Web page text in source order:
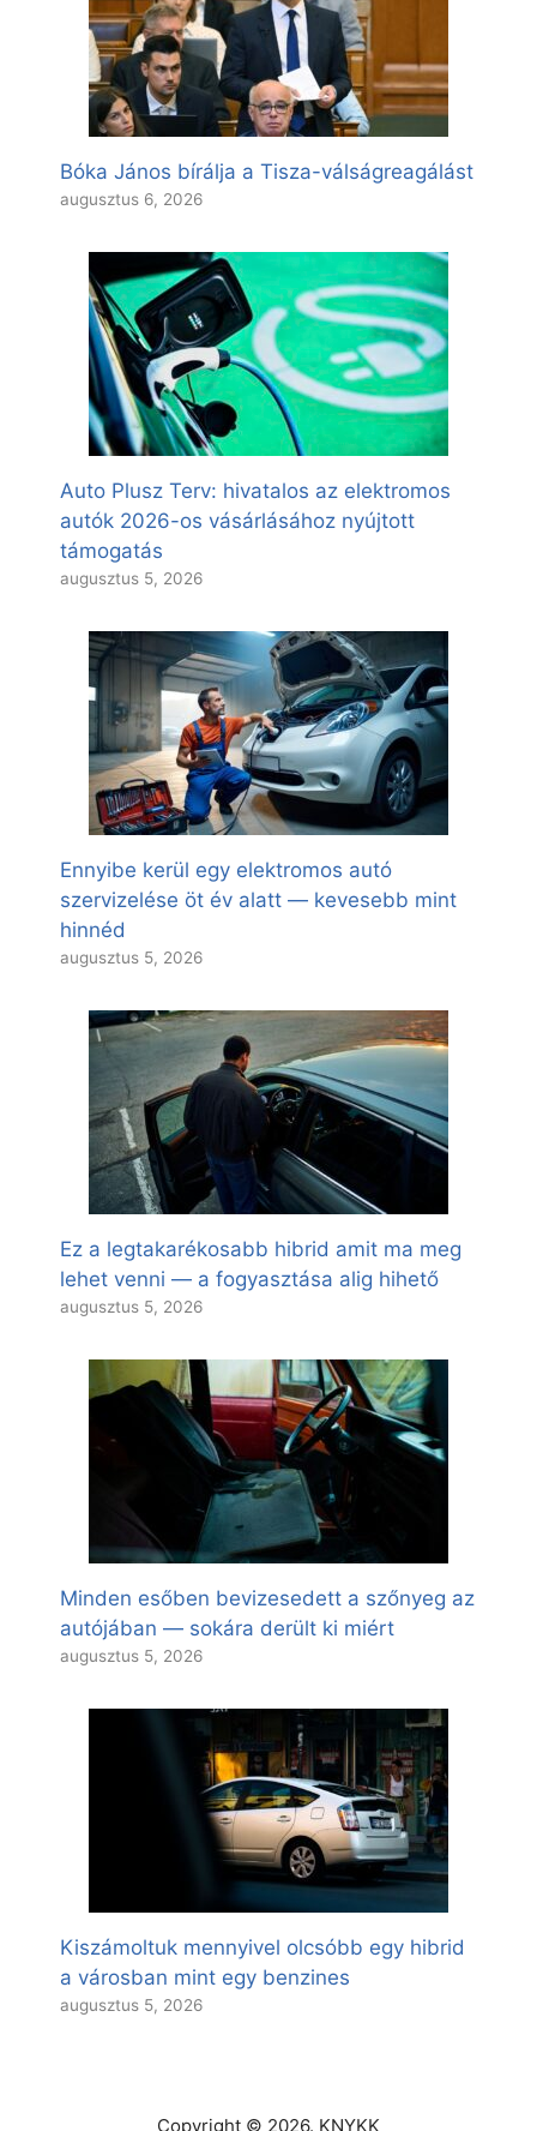
Bóka János bírálja a Tisza-válságreagálást
augusztus 6, 2026
Auto Plusz Terv: hivatalos az elektromos
autók 2026-os vásárlásához nyújtott
támogatás
augusztus 5, 2026
Ennyibe kerül egy elektromos autó
szervizelése öt év alatt — kevesebb mint
hinnéd
augusztus 5, 2026
Ez a legtakarékosabb hibrid amit ma meg
lehet venni — a fogyasztása alig hihető
augusztus 5, 2026
Minden esőben bevizesedett a szőnyeg az
autójában — sokára derült ki miért
augusztus 5, 2026
Kiszámoltuk mennyivel olcsóbb egy hibrid
a városban mint egy benzines
augusztus 5, 2026
Copyright © 2026. KNYKK